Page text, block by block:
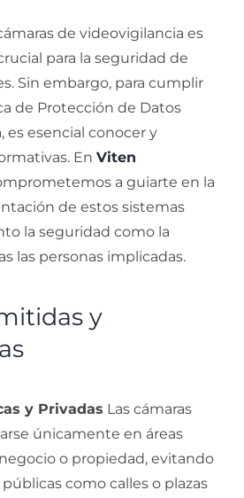
de videovigilancia es
para la seguridad de
Sin embargo, para cumplir
de Protección de Datos
es esencial conocer y
En Viten
a guiarte en la
de estos sistemas
la seguridad como la
las personas implicadas.
y
y Privadas Las cámaras
únicamente en áreas
o propiedad, evitando
como calles o plazas